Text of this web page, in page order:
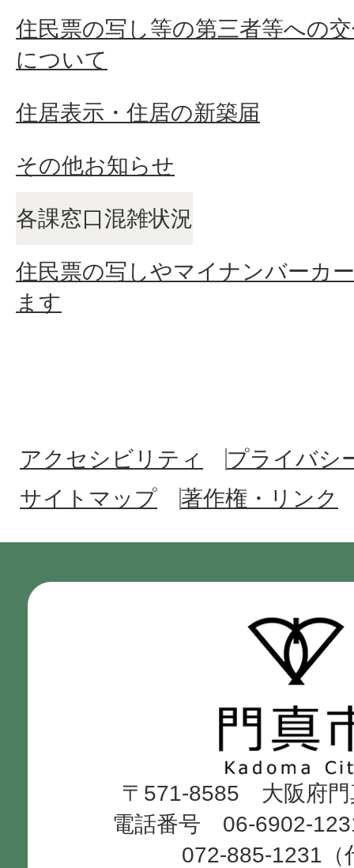
住民票の写し等の第三者等への
について
住居表示・住居の新築届
その他お知らせ
各課窓口混雑状況
住民票の写しやマイナンバーカ
ます
アクセシビリティ
プライバシ
サイトマップ
著作権・リンク
市
Kadoma
City
〒571-8585 大阪府門
電話番号 06-6902-
072-885-1231（